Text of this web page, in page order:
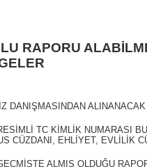
RAPORU
DANIŞMASINDAN ALINANACAK
TC KİMLİK NUMARASI
CÜZDANI, EHLİYET, EVLİLİK
ALMIŞ OLDUĞU